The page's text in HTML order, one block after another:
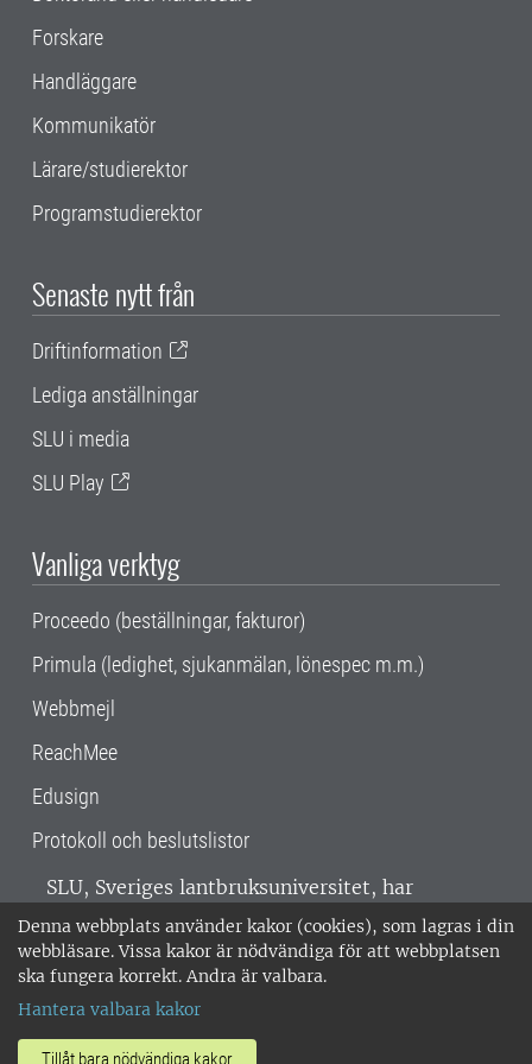
Denna webbplats använder kakor (cookies), som lagras i din
webbläsare. Vissa kakor är nödvändiga för att webbplatsen
ska fungera korrekt. Andra är valbara.
Hantera valbara kakor
Tillåt bara nödvändiga kakor
Forskare
Handläggare
Kommunikatör
Lärare/studierektor
Programstudierektor
Senaste nytt från
Driftinformation
Lediga anställningar
SLU i media
SLU Play
Vanliga verktyg
Proceedo (beställningar, fakturor)
Primula (ledighet, sjukanmälan, lönespec m.m.)
Webbmejl
ReachMee
Edusign
Protokoll och beslutslistor
SLU, Sveriges lantbruksuniversitet, har
verksamhet över hela Sverige. Huvudorter är
Alnarp, Uppsala och Umeå.SLU är
miljöcertifierat enligt ISO 14001. •
018-67 10 00 • Org nr: 202100-2817 •
Om SLU:s webbplatser